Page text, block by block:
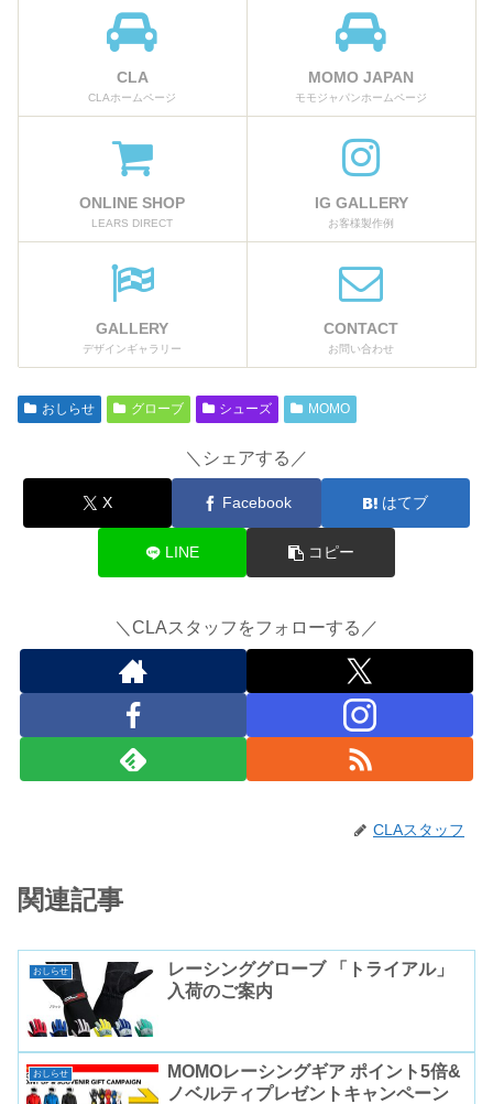
CLA
CLAホームページ
MOMO JAPAN
モモジャパンホームページ
ONLINE SHOP
LEARS DIRECT
IG GALLERY
お客様製作例
GALLERY
デザインギャラリー
CONTACT
お問い合わせ
おしらせ グローブ シューズ MOMO
＼シェアする／
X Facebook はてブ
LINE コピー
＼CLAスタッフをフォローする／
CLAスタッフ
関連記事
おしらせ
レーシンググローブ 「トライアル」
入荷のご案内
おしらせ
MOMOレーシングギア ポイント5倍&
ノベルティプレゼントキャンペーン